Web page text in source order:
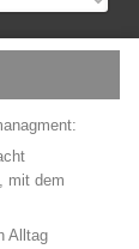
mit dem
Alltag